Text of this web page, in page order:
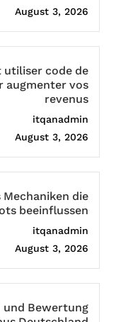
August 3, 2026
utiliser code de
augmenter vos
revenus
itqanadmin
August 3, 2026
Mechaniken die
beeinflussen
itqanadmin
August 3, 2026
und Bewertung